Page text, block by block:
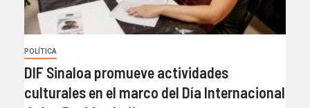
POLÍTICA
DIF Sinaloa promueve actividades
culturales en el marco del Día Internacional